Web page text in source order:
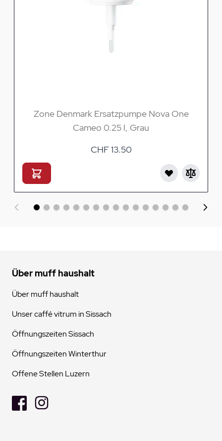
Zone Denmark Ersatzpumpe Nova One
Cameo 0.25 l, Grau
CHF 13.50
Über muff haushalt
Über muff haushalt
Unser caffé vitrum in Sissach
Öffnungszeiten Sissach
Öffnungszeiten Winterthur
Offene Stellen Luzern